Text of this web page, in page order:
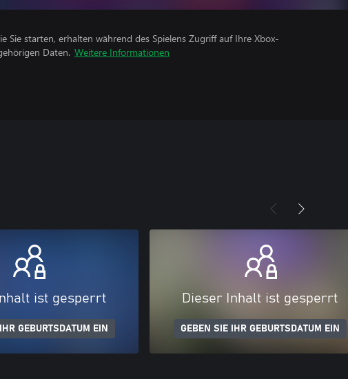
Sie starten, erhalten während des Spielens Zugriff auf Ihre Xbox-
Daten. Weitere Informationen
ist gesperrt
GEBURTSDATUM EIN
Dieser Inhalt ist gesperrt
GEBEN SIE IHR GEBURTSDATUM EIN